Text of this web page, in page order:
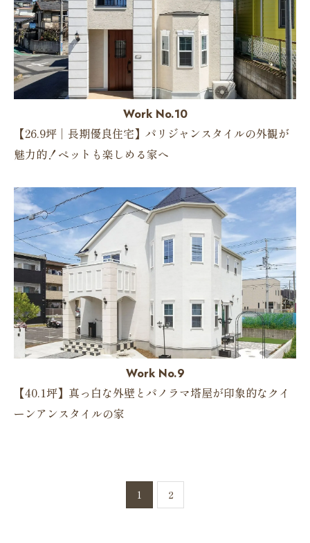
Work No.10
【26.9坪｜長期優良住宅】パリジャンスタイルの外観が
魅力的！ペットも楽しめる家へ
Work No.9
【40.1坪】真っ白な外壁とパノラマ塔屋が印象的なクイ
ーンアンスタイルの家
1 2